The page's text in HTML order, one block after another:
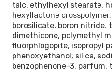
talc, ethylhexyl stearate,
hexyllactone
borosilicate, boron nitride,
dimethicone, polymethyl
fluorphlogopite, isopropyl
phenoxyethanol, silica,
benzophenone-3, parfum,